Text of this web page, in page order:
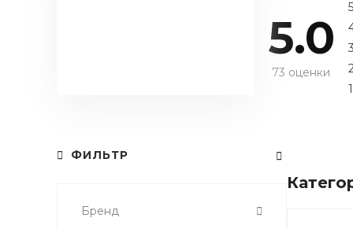
5.0
73 оценки
5
3
1
ФИЛЬТР
Бренд